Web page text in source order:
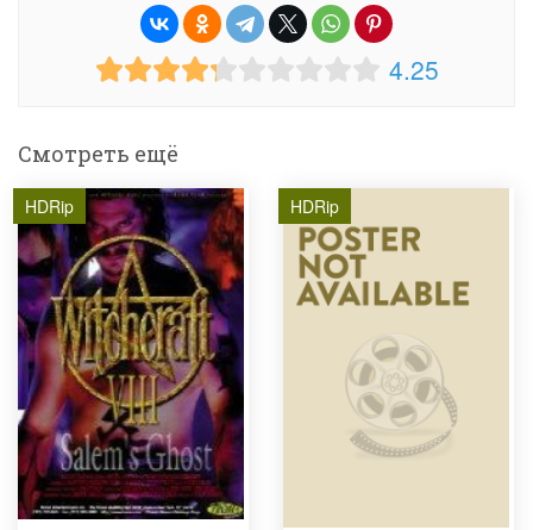
4.25
Смотреть ещё
HDRip HDRip